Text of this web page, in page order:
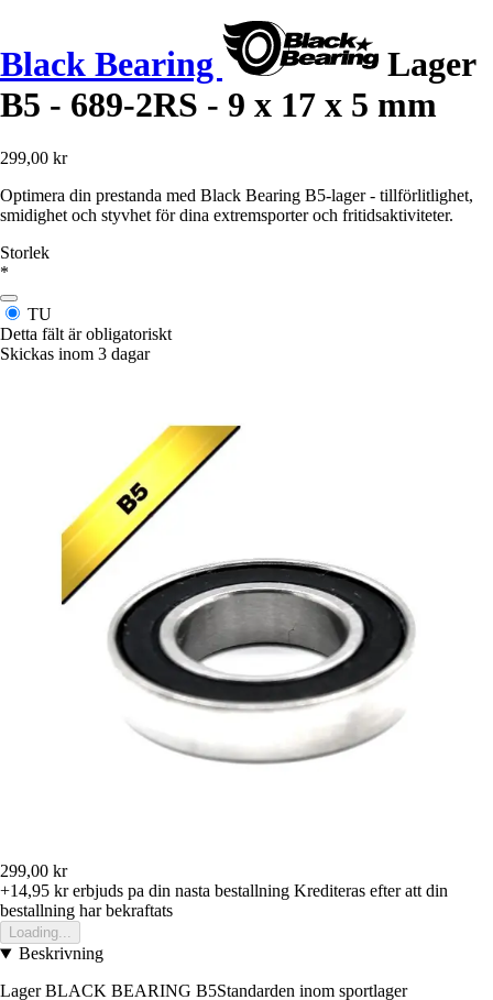
Black Bearing
Lager
B5 - 689-2RS - 9 x 17 x 5 mm
299,00 kr
Optimera din prestanda med Black Bearing B5-lager - tillförlitlighet,
smidighet och styvhet för dina extremsporter och fritidsaktiviteter.
Storlek
*
TU
Detta fält är obligatoriskt
Skickas inom 3 dagar
299,00 kr
+14,95 krerbjuds pa din nasta bestallning Krediteras efter att din
bestallning har bekraftats
Loading...
Beskrivning
Lager BLACK BEARING B5Standarden inom sportlager